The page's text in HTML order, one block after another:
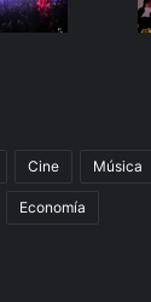
Cine Música
Economía